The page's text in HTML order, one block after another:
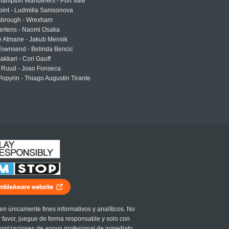
- Ludmilla Samsonova
- Wrexham
- Naomi Osaka
Atmane - Jakub Mensik
- Belinda Bencic
- Cori Gauff
- Joao Fonseca
- Thiago Augustin Tirante
únicamente fines informativos y analíticos. No
juegue de forma responsable y solo con